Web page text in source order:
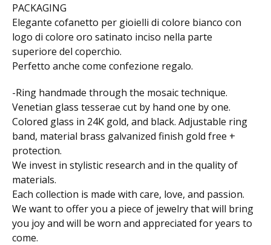
PACKAGING
Elegante cofanetto per gioielli di colore bianco con
logo di colore oro satinato inciso nella parte
superiore del coperchio.
Perfetto anche come confezione regalo.
-Ring handmade through the mosaic technique.
Venetian glass tesserae cut by hand one by one.
Colored glass in 24K gold, and black. Adjustable ring
band, material brass galvanized finish gold free +
protection.
We invest in stylistic research and in the quality of
materials.
Each collection is made with care, love, and passion.
We want to offer you a piece of jewelry that will bring
you joy and will be worn and appreciated for years to
come.